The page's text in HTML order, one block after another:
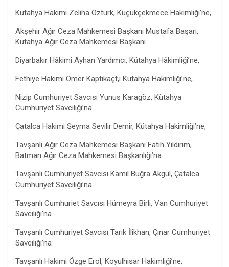
Kütahya Hakimi Zeliha Öztürk, Küçükçekmece Hakimliği’ne,
Akşehir Ağır Ceza Mahkemesi Başkanı Mustafa Başarı,
Kütahya Ağır Ceza Mahkemesi Başkanı
Diyarbakır Hâkimi Ayhan Yardımcı, Kütahya Hâkimliği’ne,
Fethiye Hakimi Ömer Kaptıkaçt,ı Kütahya Hakimliği’ne,
Nizip Cumhuriyet Savcısı Yunus Karagöz, Kütahya
Cumhuriyet Savcılığı’na
Çatalca Hakimi Şeyma Sevilir Demir, Kütahya Hakimliği’ne,
Tavşanlı Ağır Ceza Mahkemesi Başkanı Fatih Yıldırım,
Batman Ağır Ceza Mahkemesi Başkanlığı’na
Tavşanlı Cumhuriyet Savcısı Kamil Buğra Akgül, Çatalca
Cumhuriyet Savcılığı’na
Tavşanlı Cumhuriet Savcısı Hümeyra Birli, Van Cumhuriyet
Savcılığı’na
Tavşanlı Cumhuriyet Savcısı Tarık İlikhan, Çınar Cumhuriyet
Savcılığı’na
Tavşanlı Hakimi Özge Erol, Koyulhisar Hakimliği’ne,